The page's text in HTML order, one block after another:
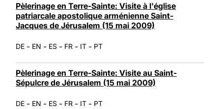
Pèlerinage en Terre-Sainte: Visite à l'église
patriarcale apostolique arménienne Saint-
Jacques de Jérusalem (15 mai 2009)
DE - EN - ES - FR - IT - PT
Pèlerinage en Terre-Sainte: Visite au Saint-
Sépulcre de Jérusalem (15 mai 2009)
DE - EN - ES - FR - IT - PT